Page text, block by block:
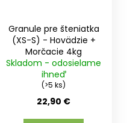
Granule pre šteniatka
(XS-S) - Hovädzie +
Morčacie 4kg
Skladom - odosielame
ihneď
(>5 ks)
22,90 €